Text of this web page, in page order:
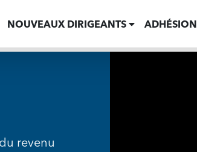
NOUVEAUX DIRIGEANTS ADHÉSION
revenu